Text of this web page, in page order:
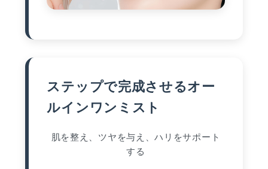
ステップで完成させるオー
ルインワンミスト
肌を整え、ツヤを与え、ハリをサポート
する